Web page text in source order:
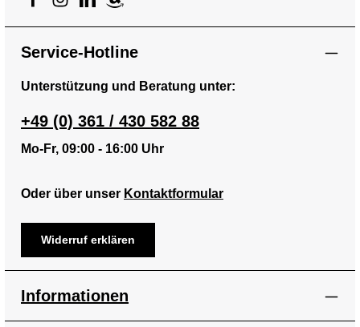
Service-Hotline
Unterstützung und Beratung unter:
+49 (0) 361 / 430 582 88
Mo-Fr, 09:00 - 16:00 Uhr
Oder über unser Kontaktformular
Widerruf erklären
Informationen